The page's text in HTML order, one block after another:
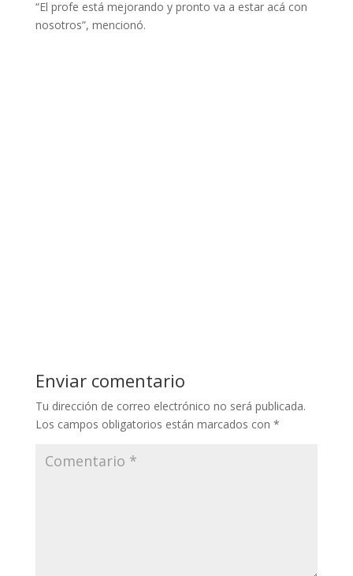
“El profe está mejorando y pronto va a estar acá con
nosotros”, mencionó.
Enviar comentario
Tu dirección de correo electrónico no será publicada.
Los campos obligatorios están marcados con *